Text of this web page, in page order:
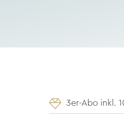
3er-Abo inkl.